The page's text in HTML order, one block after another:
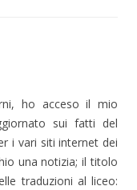
ho acceso il mio
sui fatti del
i vari siti internet dei
una notizia; il titolo
traduzioni al liceo: